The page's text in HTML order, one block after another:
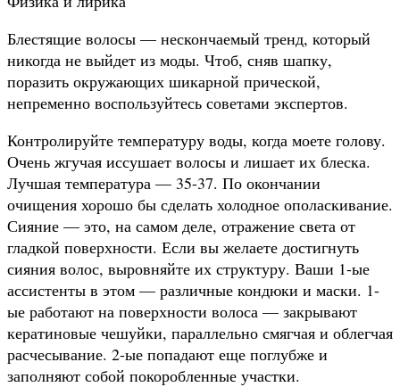
Блестящие волосы — нескончаемый тренд, который
никогда не выйдет из моды. Чтоб, сняв шапку,
поразить окружающих шикарной прической,
непременно воспользуйтесь советами экспертов.
Контролируйте температуру воды, когда моете голову.
Очень жгучая иссушает волосы и лишает их блеска.
Лучшая температура — 35-37. По окончании
очищения хорошо бы сделать холодное ополаскивание.
Сияние — это, на самом деле, отражение света от
гладкой поверхности. Если вы желаете достигнуть
сияния волос, выровняйте их структуру. Ваши 1-ые
ассистенты в этом — различные кондюки и маски. 1-
ые работают на поверхности волоса — закрывают
кератиновые чешуйки, параллельно смягчая и облегчая
расчесывание. 2-ые попадают еще поглубже и
заполняют собой покоробленные участки.